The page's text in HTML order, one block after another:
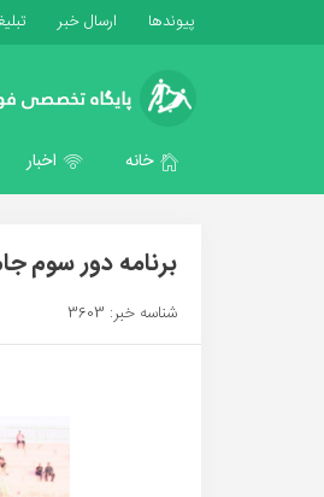
پیوندها ارسال خبر
خانه اخبار
برنامه دور سوم
شناسه خبر: 3603